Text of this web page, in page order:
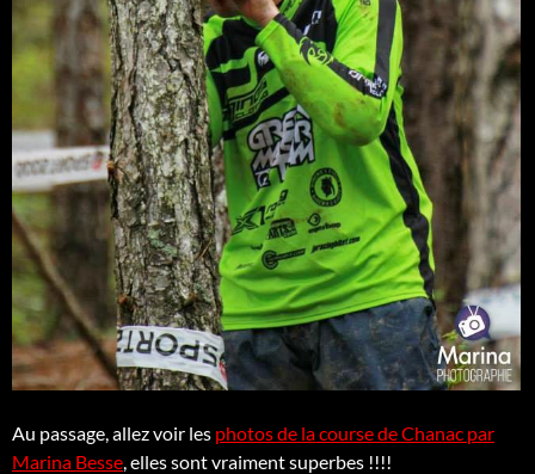
Au passage, allez voir les photos de la course de Chanac par
Marina Besse , elles sont vraiment superbes !!!!